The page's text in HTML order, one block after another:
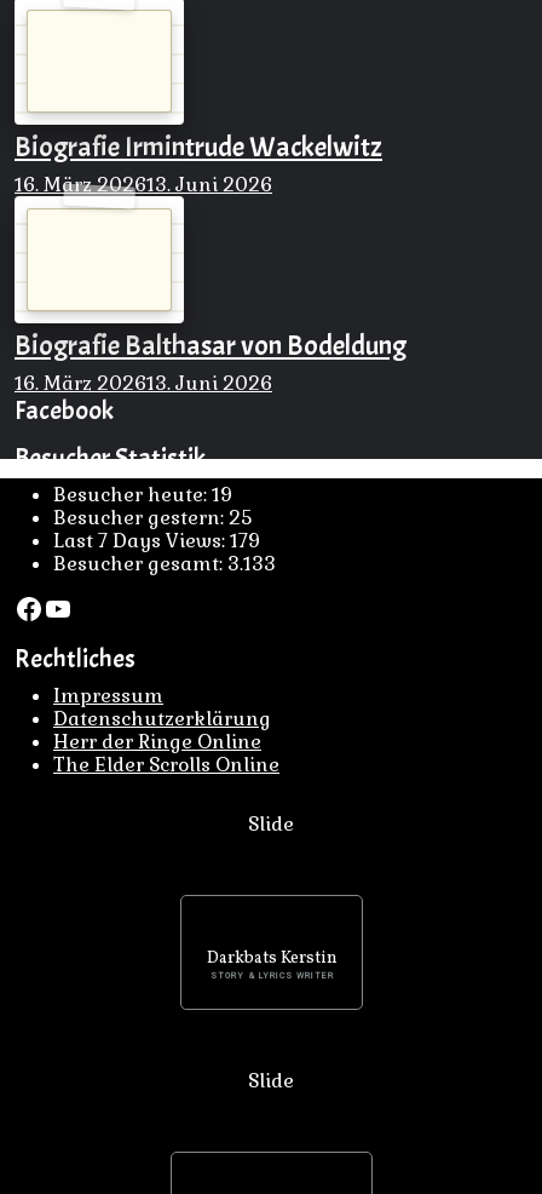
Biografie Irmintrude Wackelwitz
16. März 202613. Juni 2026
Biografie Balthasar von Bodeldung
16. März 202613. Juni 2026
Facebook
Besucher Statistik
Besucher heute:19
Besucher gestern:25
Last 7 Days Views:179
Besucher gesamt: 3.133
Facebook
YouTube
Rechtliches
Impressum
Datenschutzerklärung
Herr der Ringe Online
The Elder Scrolls Online
Slide
Darkbats Kerstin
STORY & LYRICS WRITER
Slide